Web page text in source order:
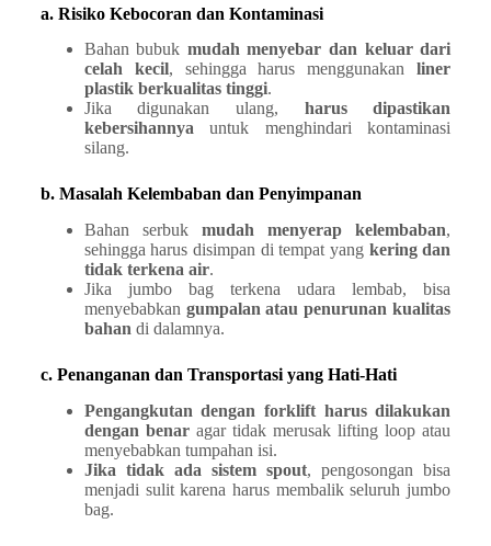
a. Risiko Kebocoran dan Kontaminasi
Bahan bubuk mudah menyebar dan keluar dari
celah kecil, sehingga harus menggunakanliner
plastik berkualitas tinggi.
Jika digunakan ulang, harus dipastikan
kebersihannya untuk menghindari kontaminasi
silang.
b. Masalah Kelembaban dan Penyimpanan
Bahan serbuk mudah menyerap kelembaban,
sehingga harus disimpan di tempat yang kering dan
tidak terkena air.
Jika jumbo bag terkena udara lembab, bisa
menyebabkan gumpalan atau penurunan kualitas
bahan di dalamnya.
c. Penanganan dan Transportasi yang Hati-Hati
Pengangkutan dengan forklift harus dilakukan
dengan benaragar tidak merusak lifting loop atau
menyebabkan tumpahan isi.
Jika tidak ada sistem spout, pengosongan bisa
menjadi sulit karena harus membalik seluruh jumbo
bag.